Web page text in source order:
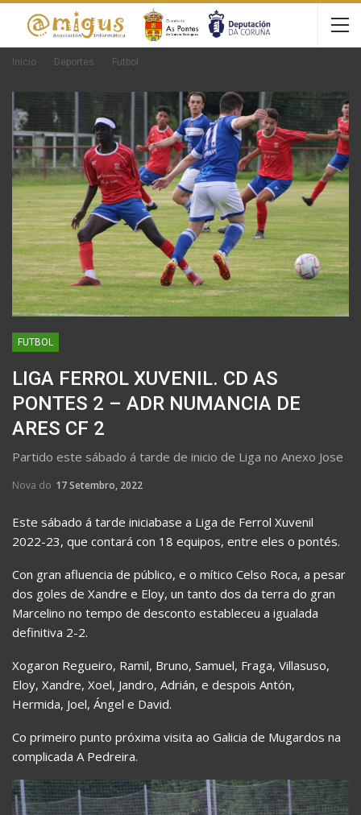
Inicio Deportes Futbol
FUTBOL
LIGA FERROL XUVENIL. CD AS
PONTES 2 – ADR NUMANCIA DE
ARES CF 2
Partido este sábado á tarde de inicio de Liga no Anexo Jose
Nova do 17 Setembro, 2022
Este sábado á tarde iniciabase a Liga de Ferrol Xuvenil
2022-23, que contará con 18 equipos, entre eles o pontés.
Con gran afluencia de público, e o mítico Celso Roca, a pesar
dos goles de Xandre e Eloy, un tanto dos da terra do gran
Marcelino no tempo de desconto estableceu a igualada
definitiva 2-2.
Xogaron Regueiro, Ramil, Bruno, Samuel, Fraga, Villasuso,
Eloy, Xandre, Xoel, Jandro, Adrián, e despois Antón,
Hermida, Joel, Ángel e David.
Co primeiro punto próxima visita ao Galicia de Mugardos na
complicada A Pedreira.